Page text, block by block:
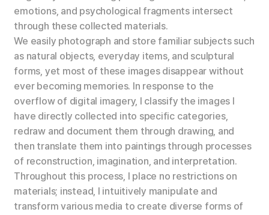
emotions, and psychological fragments intersect
through these collected materials.
We easily photograph and store familiar subjects such
as natural objects, everyday items, and sculptural
forms, yet most of these images disappear without
ever becoming memories. In response to the
overflow of digital imagery, I classify the images I
have directly collected into specific categories,
redraw and document them through drawing, and
then translate them into paintings through processes
of reconstruction, imagination, and interpretation.
Throughout this process, I place no restrictions on
materials; instead, I intuitively manipulate and
transform various media to create diverse forms of